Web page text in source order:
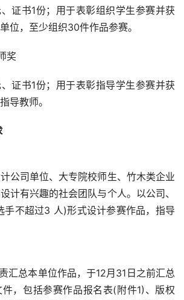
证书1份；用于表彰组织学生参赛并获
位，至少组织30件作品参赛。
奖
证书1份；用于表彰指导学生参赛并获
导教师。
公司单位、大专院校师生、竹木类企业
计有兴趣的社会团队与个人。以公司、
手不超过3 人)形式设计参赛作品，指导
汇总本单位作品，于12月31日之前汇总
，包括参赛作品报名表(附件1)、版权